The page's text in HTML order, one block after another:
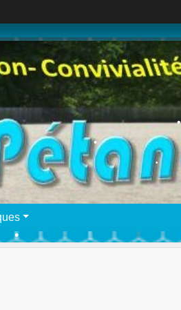
•
•
•